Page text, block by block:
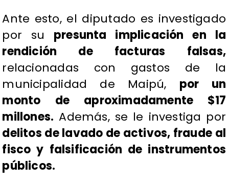
Ante esto, el diputado es investigado
por su presunta implicación en la
rendición de facturas falsas,
relacionadas con gastos de la
municipalidad de Maipú, por un
monto de aproximadamente $17
millones. Además, se le investiga por
delitos de lavado de activos, fraude al
fisco y falsificación de instrumentos
públicos.